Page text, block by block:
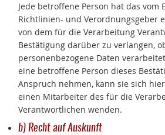
Jede betroffene Person hat das vom
Richtlinien- und Verordnungsgeber
von dem für die Verarbeitung
Bestätigung darüber zu verlangen,
personenbezogene Daten
eine betroffene Person dieses
Anspruch nehmen, kann sie sich
einen Mitarbeiter des für die
Verantwortlichen wenden.
b) Recht auf Auskunft